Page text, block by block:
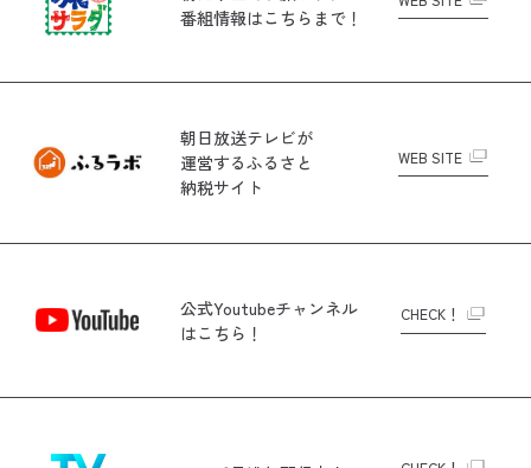
番組情報はこちらまで！
朝日放送テレビが
運営するふるさと
納税サイト
WEB SITE
公式Youtubeチャンネル
はこちら！
CHECK！